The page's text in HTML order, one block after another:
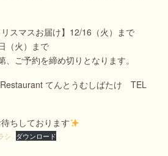
スマスお届け】12/16（火）まで
（火）まで
ご予約を締め切りとなります。
てんとうむしばたけ TEL
ちしております
シ ダウンロード